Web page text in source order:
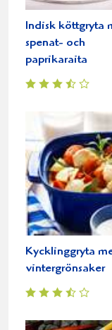
Indisk köttgryta
spenat- och
paprikaraita
Kycklinggryta
vintergrönsaker